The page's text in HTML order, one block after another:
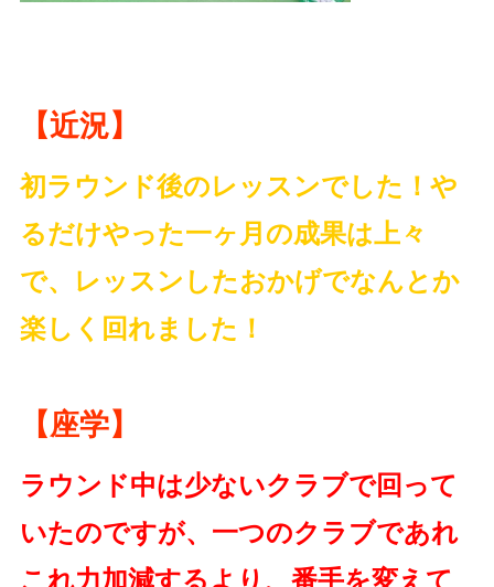
【近況】
初ラウンド後のレッスンでした！や
るだけやった一ヶ月の成果は上々
で、レッスンしたおかげでなんとか
楽しく回れました！
【座学】
ラウンド中は少ないクラブで回って
いたのですが、一つのクラブであれ
これ力加減するより、番手を変えて